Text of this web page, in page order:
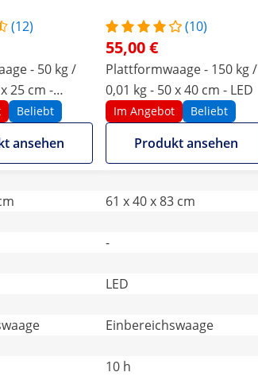
(12)
- 50 kg /
25 cm -
Beliebt
ansehen
(10)
55,00 €
Plattformwaage - 150 kg /
0,01 kg - 50 x 40 cm - LED
Im Angebot Beliebt
Produkt ansehen
61 x 40 x 83 cm
-
LED
Einbereichswaage
10 h